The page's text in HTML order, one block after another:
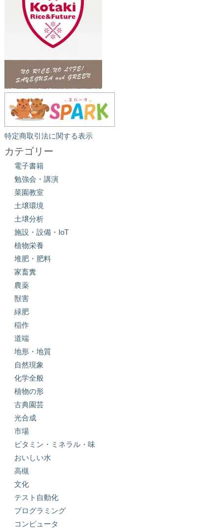
特定商取引法に関する表示
カテゴリー
電子書籍
勉強会・講演
菜園教室
土壌環境
土壌分析
施設・設備・IoT
植物栄養
堆肥・肥料
家畜糞
農薬
獣害
緑肥
稲作
道端
地形・地質
自然現象
化学全般
植物の形
古典園芸
光合成
市場
ビタミン・ミネラル・味
おいしい水
高槻
文化
テスト自動化
プログラミング
コンピュータ